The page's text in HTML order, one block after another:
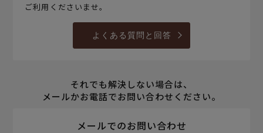
ご利用くださいませ。
よくある質問と回答
それでも解決しない場合は、
メールかお電話でお問い合わせください。
メールでのお問い合わせ